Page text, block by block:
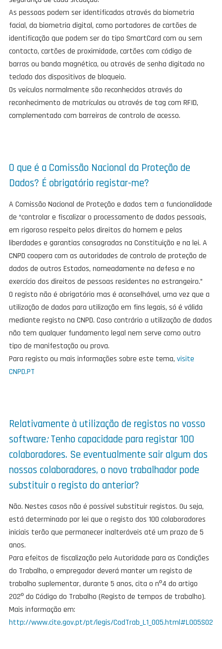
As pessoas podem ser identificadas através da biometria
facial, da biometria digital, como portadores de cartões de
identificação que podem ser do tipo SmartCard com ou sem
contacto, cartões de proximidade, cartões com código de
barras ou banda magnética, ou através de senha digitada no
teclado dos dispositivos de bloqueio.
Os veículos normalmente são reconhecidos através do
reconhecimento de matrículas ou através de tag com RFID,
complementado com barreiras de controlo de acesso.
O que é a Comissão Nacional da Proteção de
Dados? É obrigatório registar-me?
A Comissão Nacional de Proteção e dados tem a funcionalidade
de “controlar e fiscalizar o processamento de dados pessoais,
em rigoroso respeito pelos direitos do homem e pelas
liberdades e garantias consagradas na Constituição e na lei. A
CNPD coopera com as autoridades de controlo de proteção de
dados de outros Estados, nomeadamente na defesa e no
exercício dos direitos de pessoas residentes no estrangeiro.”
O registo não é obrigatório mas é aconselhável, uma vez que a
utilização de dados para utilização em fins legais, só é válida
mediante registo na CNPD. Caso contrário a utilização de dados
não tem qualquer fundamento legal nem serve como outro
tipo de manifestação ou prova.
Para registo ou mais informações sobre este tema, visite
CNPD.PT
Relativamente à utilização de registos no vosso
software:Tenho capacidade para registar 100
colaboradores. Se eventualmente sair algum dos
nossos colaboradores, o novo trabalhador pode
substituir o registo do anterior?
Não. Nestes casos não é possível substituir registos. Ou seja,
está determinado por lei que o registo dos 100 colaboradores
iniciais terão que permanecer inalteráveis até um prazo de 5
anos.
Para efeitos de fiscalização pela Autoridade para as Condições
do Trabalho, o empregador deverá manter um registo de
trabalho suplementar, durante 5 anos, cita o nº4 do artigo
202º do Código do Trabalho (Registo de tempos de trabalho).
Mais informação em:
http://www.cite.gov.pt/pt/legis/CodTrab_L1_005.html#L005S02